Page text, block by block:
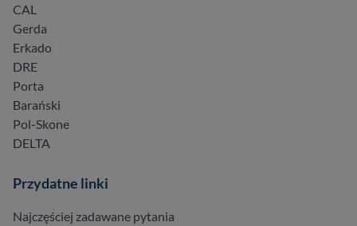
CAL
Gerda
Erkado
DRE
Porta
Barański
Pol-Skone
DELTA
Przydatne linki
Najczęściej zadawane pytania